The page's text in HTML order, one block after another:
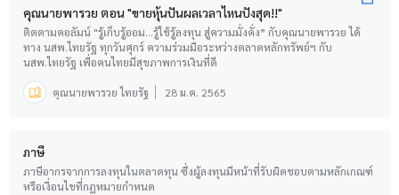
คุณนายพารวย ตอน "ขายหุ้นปันผลเวลาไหนปังสุด!!"
ติดตามคอลัมน์ "รู้เก็บรู้ออม...รู้ใช้รู้ลงทุน สู่ความมั่งคั่ง” กับคุณนายพารวย ได้
ทาง นสพ.ไทยรัฐ ทุกวันศุกร์ ความร่วมมือระหว่างตลาดหลักทรัพย์ฯ กับ
นสพ.ไทยรัฐ เพื่อคนไทยมีสุขภาพการเงินที่ดี
คุณนายพารวย ไทยรัฐ 28 ม.ค. 2565
ภาษี
ภาษีอากรจากการลงทุนในตลาดทุน ซึ่งผู้ลงทุนมีหน้าที่รับผิดชอบตามหลักเกณฑ์
หรือเงื่อนไขที่กฎหมายกำหนด